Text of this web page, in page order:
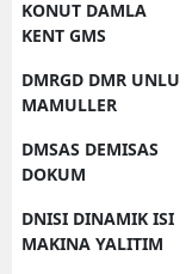
KONUT DAMLA
KENT GMS
DMRGD DMR UNLU
MAMULLER
DMSAS DEMISAS
DOKUM
DNISI DINAMIK ISI
MAKINA YALITIM